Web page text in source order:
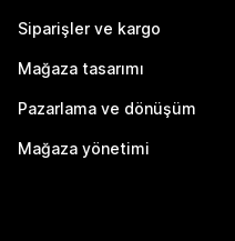
Siparişler ve kargo
Mağaza tasarımı
Pazarlama ve dönüşüm
Mağaza yönetimi